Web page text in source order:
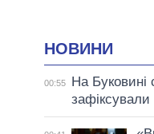
НОВИНИ
00:55
На Буковині